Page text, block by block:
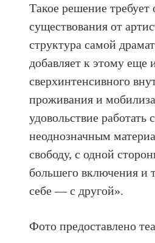
Такое решение требует
существования от
структура самой
добавляет к этому еще
сверхинтенсивного
проживания и
удовольствие работать
неоднозначным
свободу, с одной
большего включения и
себе — с другой».
Фото предоставлено